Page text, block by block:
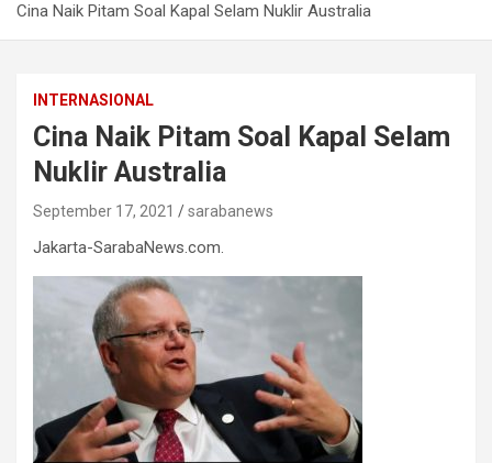
Cina Naik Pitam Soal Kapal Selam Nuklir Australia
INTERNASIONAL
Cina Naik Pitam Soal Kapal Selam
Nuklir Australia
September 17, 2021 sarabanews
Jakarta-SarabaNews.com.